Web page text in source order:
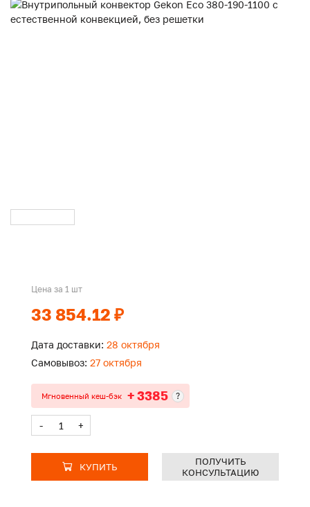
Цена за 1 шт
33 854.12 ₽
Дата доставки: 28 октября
Самовывоз: 27 октября
Мгновенный кеш-бэк + 3385 ?
- +
КУПИТЬ
ПОЛУЧИТЬ
КОНСУЛЬТАЦИЮ